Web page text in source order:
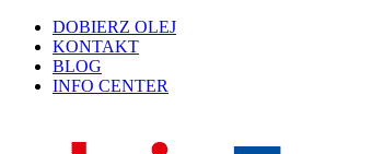
DOBIERZ OLEJ
KONTAKT
BLOG
INFO CENTER